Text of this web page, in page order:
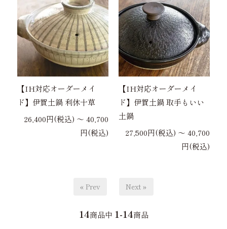
【IH対応オーダーメイ
ド】伊賀土鍋 利休十草
26,400円(税込) 〜 40,700
円(税込)
【IH対応オーダーメイ
ド】伊賀土鍋 取手もいい
土鍋
27,500円(税込) 〜 40,700
円(税込)
« Prev Next »
14商品中 1-14商品